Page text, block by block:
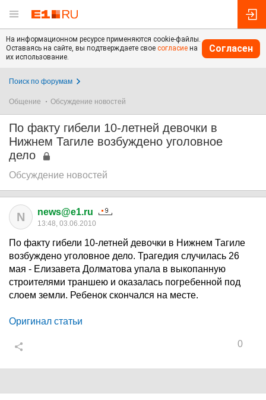
На информационном ресурсе применяются cookie-файлы.
Оставаясь на сайте, вы подтверждаете свое согласие на
их использование.
Согласен
Поиск по форумам
Общение Обсуждение новостей
По факту гибели 10-летней девочки в
Нижнем Тагиле возбуждено уголовное
дело
Обсуждение новостей
N news@e1.ru
13:48, 03.06.2010
По факту гибели 10-летней девочки в Нижнем Тагиле
возбуждено уголовное дело. Трагедия случилась 26
мая - Елизавета Долматова упала в выкопанную
строителями траншею и оказалась погребенной под
слоем земли. Ребенок скончался на месте.
Оригинал статьи
0